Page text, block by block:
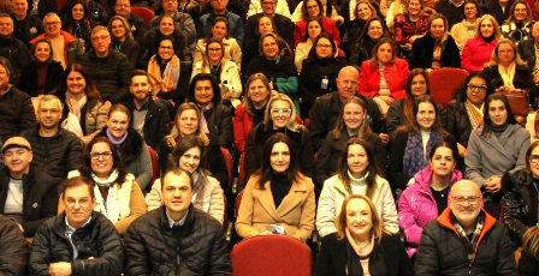
da URI presentes na formação continuada de